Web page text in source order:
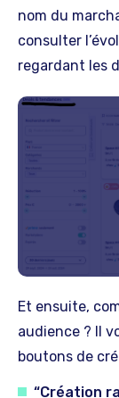
nom du
consulter
regardant les
Et ensuite,
audience ? Il
boutons de
“Création